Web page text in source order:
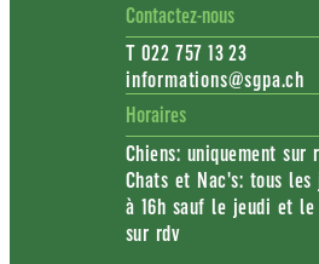
Contactez-nous
T 022 757 13 23
informations@sgpa.ch
Horaires
Chiens: uniquement sur
Chats et Nac's: tous les
à 16h sauf le jeudi et le
sur rdv